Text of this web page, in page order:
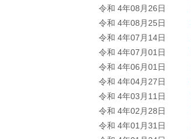
令和 4年08月26日
令和 4年08月25日
令和 4年07月14日
令和 4年07月01日
令和 4年06月01日
令和 4年04月27日
令和 4年03月11日
令和 4年02月28日
令和 4年01月31日